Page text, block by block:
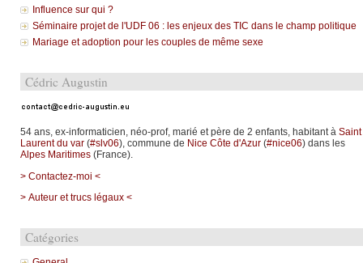
Influence sur qui ?
Séminaire projet de l'UDF 06 : les enjeux des TIC dans le champ politique
Mariage et adoption pour les couples de même sexe
Cédric Augustin
54 ans, ex-informaticien, néo-prof, marié et père de 2 enfants, habitant à Saint
Laurent du var(#slv06), commune de Nice Côte d'Azur(#nice06) dans les
Alpes Maritimes(France).
> Contactez-moi <
> Auteur et trucs légaux <
Catégories